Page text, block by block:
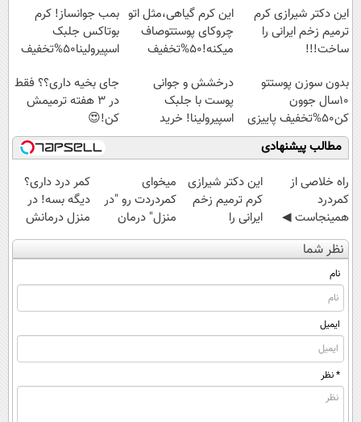
این دکتر شیرازی کرم
ترمیم زخم ایرانی را
ساخت!!!
این کرم گیاهی،مثل اتو
چروکای پوستتوصاف
میکنه!50%تخفیف
بمب جوانساز! کرم
بوتاکس جلبک
اسپیرولینا50%تخفیف
بدون سوزن پوستتو
10سال جوون
کن50%تخفیف پاییزی
درخشش و جوانی
پوست با جلبک
اسپیرولینا! خرید
محصول با تخفیف ویژه
جای بخیه داری؟؟ فقط
در 3 هفته ترمیمش
کن!😍
مطالب پیشنهادی
‌راه خلاصی از
کمردرد
همینجاست ◀
فقط کافیه فرم
رو پر کنی!
این دکتر شیرازی
کرم ترمیم زخم
ایرانی را
ساخت!!!
میخوای
کمردردت رو "در
منزل" درمان
کنی؟ (◂فیلم +
◂پرسش‌نامه)
کمر درد داری؟
دیگه بسه! در
منزل درمانش
کن
(◀پرسش‌نامه)
نظر شما
نام
ایمیل
* نظر